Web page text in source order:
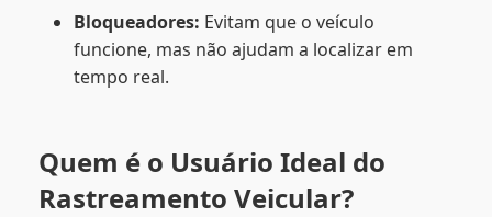
Bloqueadores: Evitam que o veículo
funcione, mas não ajudam a localizar em
tempo real.
Quem é o Usuário Ideal do
Rastreamento Veicular?